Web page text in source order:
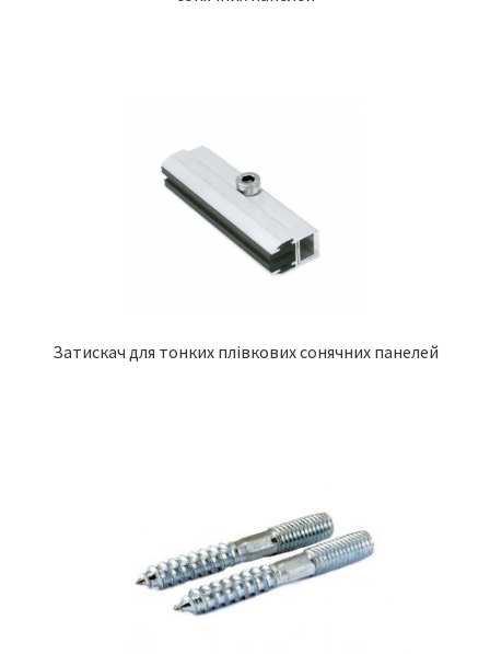
Затискач для тонких плівкових сонячних панелей